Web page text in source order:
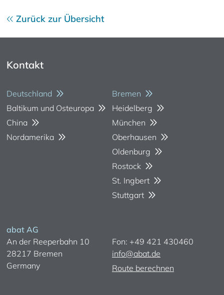
Zurück zur Übersicht
Kontakt
Deutschland
Baltikum und Osteuropa
China
Nordamerika
Bremen
Heidelberg
München
Oberhausen
Oldenburg
Rostock
St. Ingbert
Stuttgart
abat AG
An der Reeperbahn 10
28217 Bremen
Germany
Fon: +49 421 430460
info@abat.de
Route berechnen